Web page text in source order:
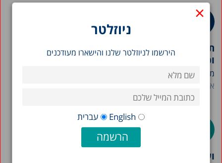
×
ניוזלטר
הירשמו לניוזלטר שלנו והישארו מעודכנים
English עברית
תמונת מצב המדינה 2026: תרשימים בנושאי חברה
וכלכלה בישראל
מרכז טאוב מפרסם את חוברת "תמונת מצב המדינה" לשנת...
אבי וייס
ועדות ערר על שירותים חברתיים במשרד הרווחה